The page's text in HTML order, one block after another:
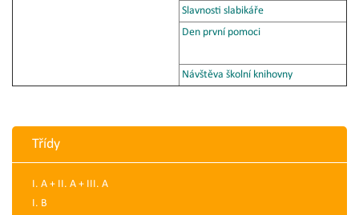
Slavnosti slabikáře
Den první pomoci
Návštěva školní knihovny
Třídy
I. A + II. A + III. A
I. B